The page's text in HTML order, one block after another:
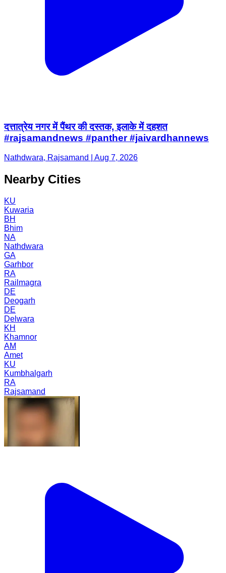
दत्तात्रेय नगर में पैंथर की दस्तक, इलाके में दहशत
#rajsamandnews #panther #jaivardhannews
Nathdwara, Rajsamand | Aug 7, 2026
Nearby Cities
KU
Kuwaria
BH
Bhim
NA
Nathdwara
GA
Garhbor
RA
Railmagra
DE
Deogarh
DE
Delwara
KH
Khamnor
AM
Amet
KU
Kumbhalgarh
RA
Rajsamand